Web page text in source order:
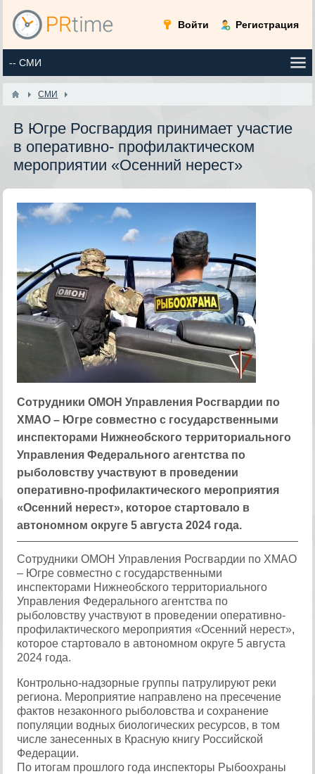
Войти Регистрация
СМИ
В Югре Росгвардия принимает участие
в оперативно- профилактическом
мероприятии «Осенний нерест»
Сотрудники ОМОН Управления Росгвардии по
ХМАО – Югре совместно с государственными
инспекторами Нижнеобского территориального
Управления Федерального агентства по
рыболовству участвуют в проведении
оперативно-профилактического мероприятия
«Осенний нерест», которое стартовало в
автономном округе 5 августа 2024 года.
Сотрудники ОМОН Управления Росгвардии по ХМАО
– Югре совместно с государственными
инспекторами Нижнеобского территориального
Управления Федерального агентства по
рыболовству участвуют в проведении оперативно-
профилактического мероприятия «Осенний нерест»,
которое стартовало в автономном округе 5 августа
2024 года.
Контрольно-надзорные группы патрулируют реки
региона. Мероприятие направлено на пресечение
фактов незаконного рыболовства и сохранение
популяции водных биологических ресурсов, в том
числе занесенных в Красную книгу Российской
Федерации.
По итогам прошлого года инспекторы Рыбоохраны